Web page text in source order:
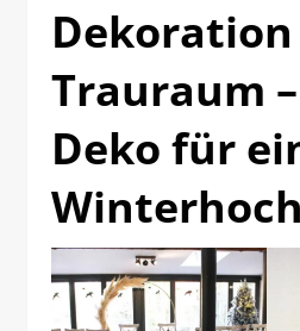
Trauraum
Deko für